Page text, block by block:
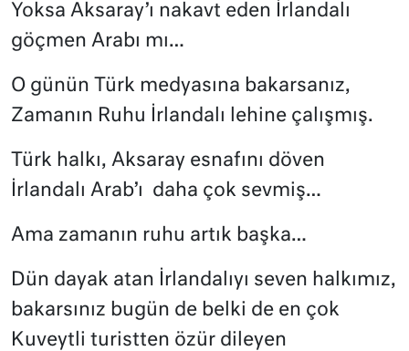
Yoksa Aksaray’ı nakavt eden İrlandalı
göçmen Arabı mı…
O günün Türk medyasına bakarsanız,
Zamanın Ruhu İrlandalı lehine çalışmış.
Türk halkı, Aksaray esnafını döven
İrlandalı Arab’ı
daha çok sevmiş…
Ama zamanın ruhu artık başka…
Dün dayak atan İrlandalıyı seven halkımız,
bakarsınız bugün de belki de en çok
Kuveytli turistten özür dileyen